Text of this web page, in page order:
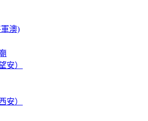
澳)
安）
安）